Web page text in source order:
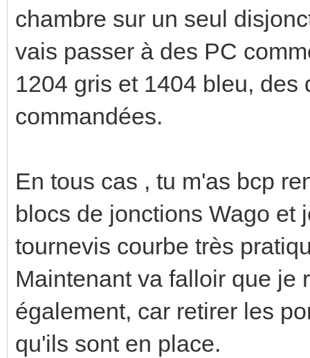
chambre sur un seul
vais passer à des PC
1204 gris et 1404 bleu,
commandées.
En tous cas , tu m'as bcp
blocs de jonctions Wago et
tournevis courbe très
Maintenant va falloir que je
également, car retirer les
qu'ils sont en place.